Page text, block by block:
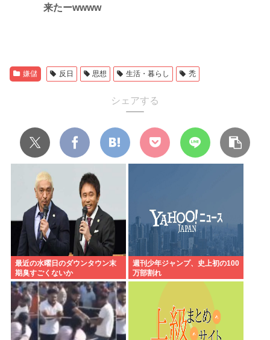
来たーwwww
嫌儲 反日 思想 生活・暮らし 禿
シェアする
最近の水曜日のダウンタウン末
期臭すごくないか
週刊少年ジャンプ、史上初の100
万部割れ